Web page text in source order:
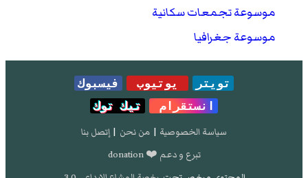
موسوعة تجمعات سكانية
موسوعة جغرافيا
تويتر يوتيوب
فيسبوك
انستقرام
تيك توك
سياسة الخصوصية | من نحن | إتصل بنا
تبرع و دعم ❤️ donation